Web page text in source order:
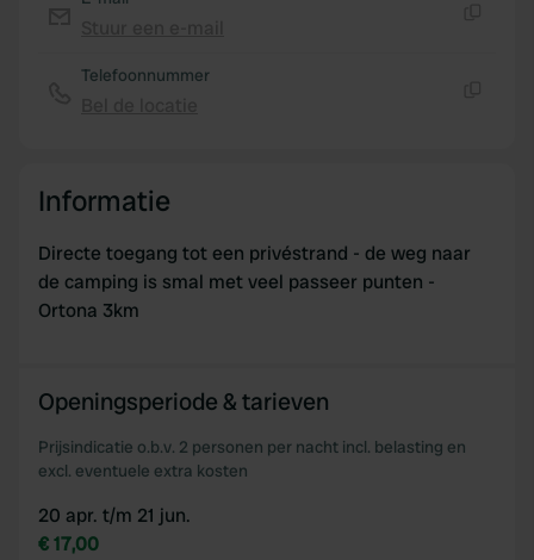
of their services.
Telefoonnummer
Informatie
Directe toegang tot een privéstrand - de weg naar
de camping is smal met veel passeer punten -
Ortona 3km
Openingsperiode & tarieven
Prijsindicatie o.b.v. 2 personen per nacht incl. belasting en
excl. eventuele extra kosten
20 apr. t/m 21 jun.
€ 17,00